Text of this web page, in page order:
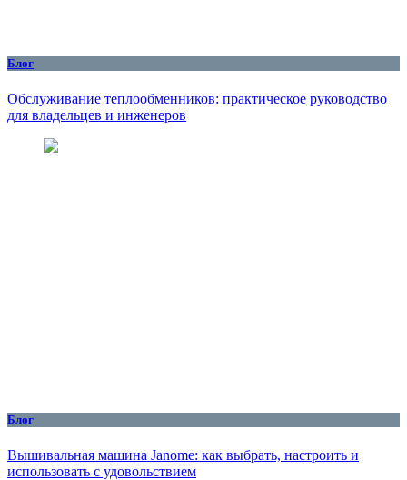
Блог
Обслуживание теплообменников: практическое руководство
для владельцев и инженеров
Блог
Вышивальная машина Janome: как выбрать, настроить и
использовать с удовольствием